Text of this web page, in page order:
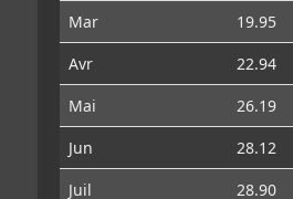
Mar
19.95
Avr
22.94
Mai
26.19
Jun
28.12
Juil
28.90